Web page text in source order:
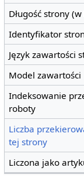
Długość strony
Identyfikator
Język zawartości
Model zawartości
Indeksowanie
roboty
Liczba
tej strony
Liczona jako